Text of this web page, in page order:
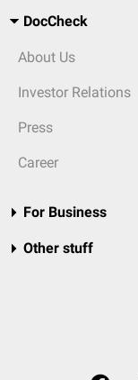
DocCheck
About Us
Investor Relations
Press
Career
For Business
Other stuff